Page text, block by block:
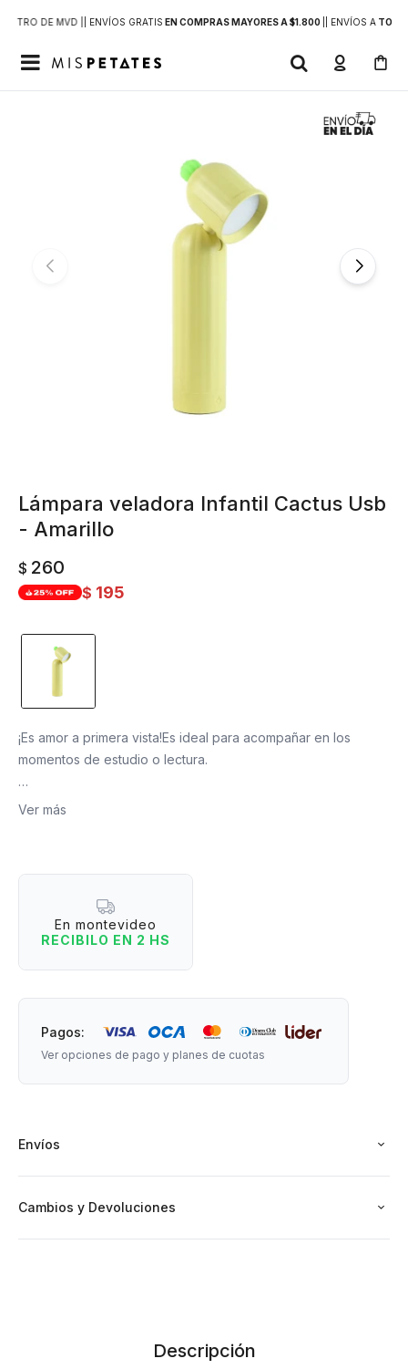
DE MVD | | ENVÍOS GRATIS EN COMPRAS MAYORES A $1.800 | ENVÍOS ATODO

Lámpara veladora Infantil Cactus Usb
- Amarillo
$ 260
$ 195
¡Es amor a primera vista!Es ideal para acompañar en los
momentos de estudio o lectura.
Incluye cable usb para que puedas cargarla y tres opciones
Material: Plástico y goma de silicona.
Ver más
En montevideo
RECIBILO EN 2 HS
Pagos:
Ver opciones de pago y planes de cuotas
Envíos
Cambios y Devoluciones
Descripción